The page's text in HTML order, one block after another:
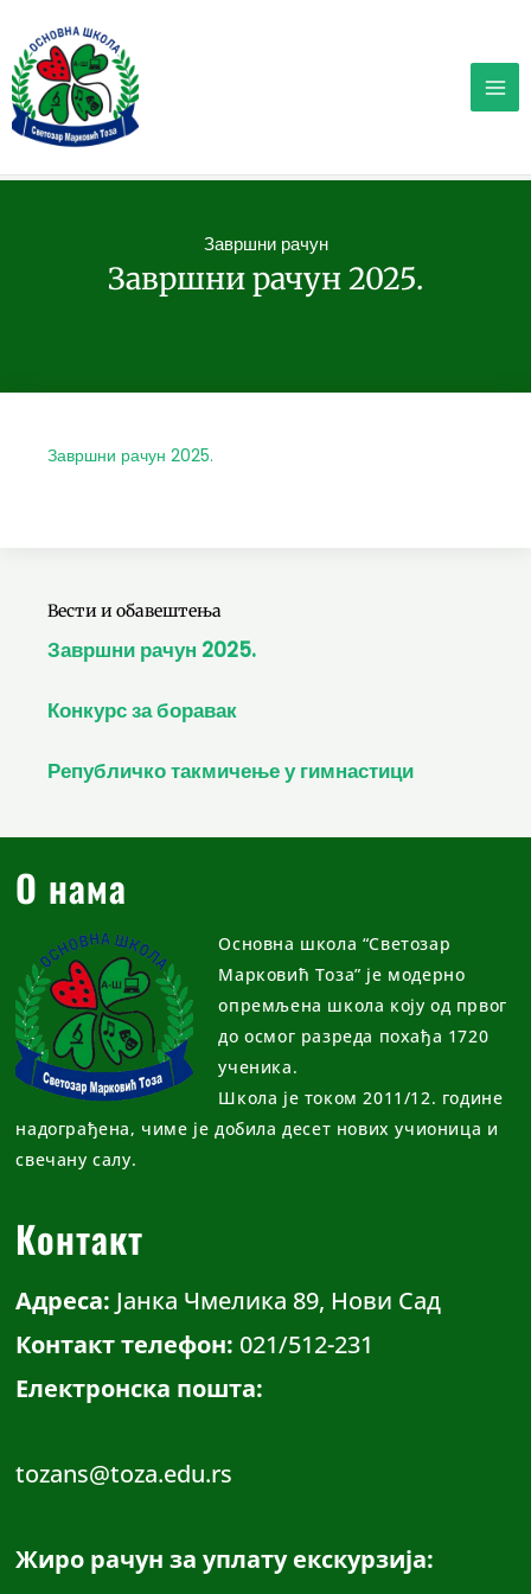
садржај
Завршни рачун
Завршни рачун 2025.
Завршни рачун 2025.
Вести и обавештења
Завршни рачун 2025.
Конкурс за боравак
Републичко такмичење у гимнастици
О нама
Основна школа “Светозар
Марковић Тоза” је модерно
опремљена школа коју од првог
до осмог разреда похађа 1720
ученика.
Школа је током 2011/12. године
надограђена, чиме је добила десет нових учионица и
свечану салу.
Контакт
Адреса: Јанка Чмелика 89, Нови Сад
Контакт телефон: 021/512-231
Електронска пошта:
tozans@toza.edu.rs
Жиро рачун за уплату екскурзија: